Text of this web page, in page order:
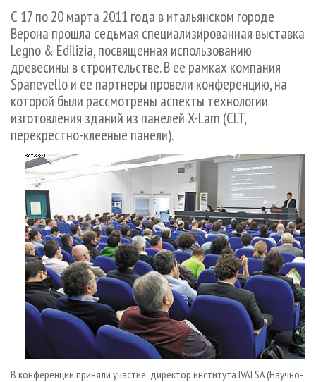
СУШКА ДРЕВЕСИНЫ
ПРОИЗВОДСТВО ДРЕВЕСНЫХ ПЛИТ
ДЕРЕВЯННОЕ ДОМОСТРОЕНИЕ
ПРОИЗВОДСТВО МЕБЕЛИ
БИОЭНЕРГЕТИКА
ЦБП
ПЕРСОНЫ
МОБИЛЬНЫЕ ВЫСТАВКИ
ОФИЦИАЛЬНЫЕ ДЕЛЕГАЦИИ
ПРИОРИТЕТНЫЕ ИНВЕСТПРОЕКТЫ
RUSSIAN FORESTRY REVIEW
ГАЗЕТА ЛЕСПРОМФОРУМ
БИБЛИОТЕКА СПЕЦИАЛИСТА
КОНТАКТЫ
РЕКЛАМА
РЕКЛАМА НА САЙТЕ
С 17 по 20 марта 2011 года в итальянском городе
Верона прошла седьмая специализированная выставка
Legno & Edilizia, посвященная использованию
древесины в строительстве. В ее рамках компания
Spanevello и ее партнеры провели конференцию, на
которой были рассмотрены аспекты технологии
изготовления зданий из панелей X-Lam (CLT,
перекрестно-клееные панели).
В конференции приняли участие: директор института IVALSA (Научно-